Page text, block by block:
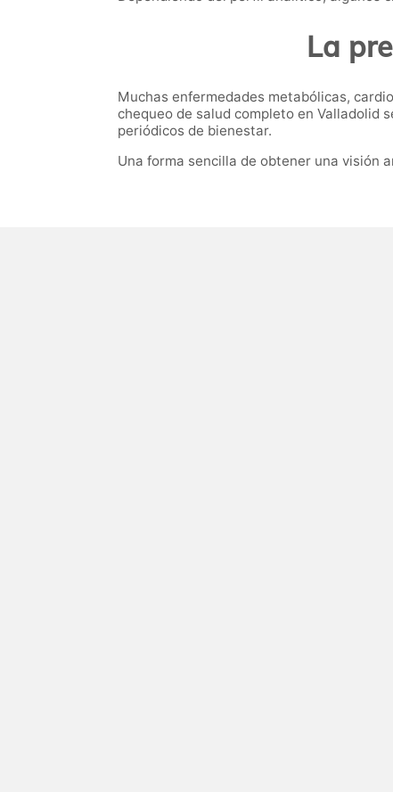
La
Muchas enfermedades metabólicas,
chequeo de salud completo en Valladolid
periódicos de bienestar.
Una forma sencilla de obtener una visión